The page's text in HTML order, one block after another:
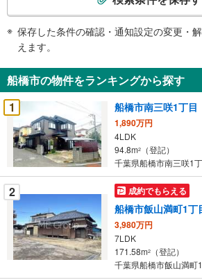
知
を
受
け
取
る
・
条
件
を
マ
イ
ペ
保存した条件の確認・通知設定の変更・
えます。
船橋市の物件をランキングから探す
1
船橋市南三咲1丁目
1,890万円
4LDK
94.8m2
（登記）
千葉県船橋市南三咲1
2 成約でもらえる
船橋市飯山満町1丁
3,980万円
7LDK
171.58m2
（登記）
千葉県船橋市飯山満町